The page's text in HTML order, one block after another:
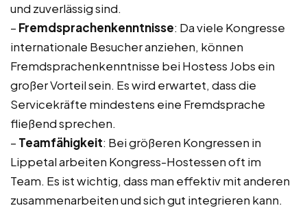
und zuverlässig sind.
– Fremdsprachenkenntnisse: Da viele Kongresse
internationale Besucher anziehen, können
Fremdsprachenkenntnisse bei Hostess Jobs ein
großer Vorteil sein. Es wird erwartet, dass die
Servicekräfte mindestens eine Fremdsprache
fließend sprechen.
– Teamfähigkeit: Bei größeren Kongressen in
Lippetal arbeiten Kongress-Hostessen oft im
Team. Es ist wichtig, dass man effektiv mit anderen
zusammenarbeiten und sich gut integrieren kann.